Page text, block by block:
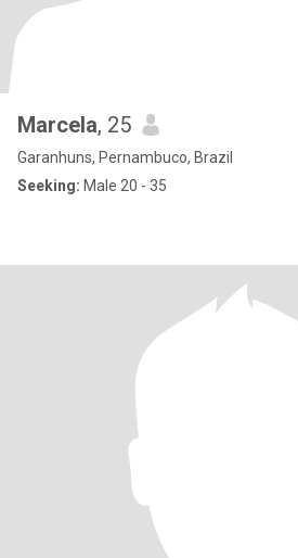
Marcela, 25
Garanhuns, Pernambuco, Brazil
Seeking: Male 20 - 35